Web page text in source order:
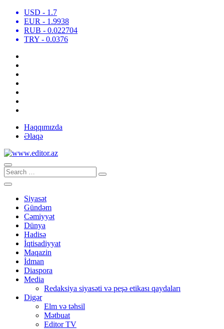
USD - 1.7
EUR - 1.9938
RUB - 0.022704
TRY - 0.0376
Haqqımızda
Əlaqə
Siyasət
Gündəm
Cəmiyyət
Dünya
Hadisə
İqtisadiyyat
Maqazin
İdman
Diaspora
Media
Redaksiya siyasəti və peşə etikası qaydaları
Digər
Elm və təhsil
Mətbuat
Editor TV